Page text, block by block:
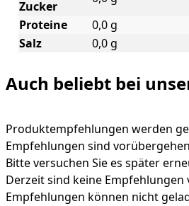
Zucker
Proteine
0,0 g
Salz
0,0 g
Auch beliebt bei
Produktempfehlungen werden
Empfehlungen sind
Bitte versuchen Sie es später
Derzeit sind keine Empfehlungen
Empfehlungen können nicht